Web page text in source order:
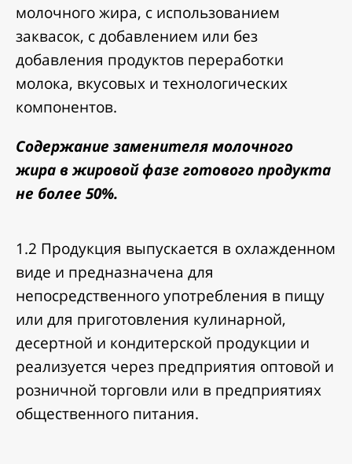
молочного жира, с использованием
заквасок, с добавлением или без
добавления продуктов переработки
молока, вкусовых и технологических
компонентов.
Содержание заменителя молочного
жира в жировой фазе готового продукта
не более 50%.
1.2 Продукция выпускается в охлажденном
виде и предназначена для
непосредственного употребления в пищу
или для приготовления кулинарной,
десертной и кондитерской продукции и
реализуется через предприятия оптовой и
розничной торговли или в предприятиях
общественного питания.